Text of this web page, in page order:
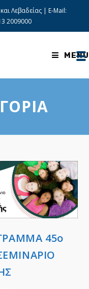
Λεβαδείας | E-Mail:
2009000
MENU
45ο